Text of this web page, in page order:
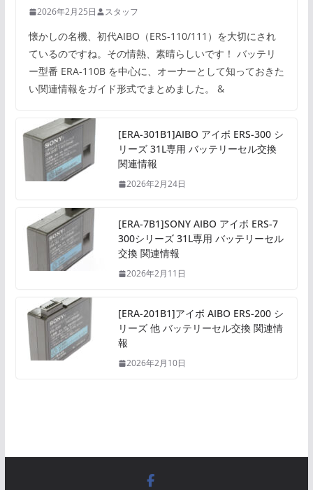
2026年2月25日 スタッフ
懐かしの名機、初代AIBO（ERS-110/111）を大切にされ
ているのですね。その情熱、素晴らしいです！ バッテリ
ー型番 ERA-110B を中心に、オーナーとして知っておきた
い関連情報をガイド形式でまとめました。 &
[ERA-301B1]AIBO アイボ ERS-300 シ
リーズ 31L専用 バッテリーセル交換
関連情報
2026年2月24日
[ERA-7B1]SONY AIBO アイボ ERS-7
300シリーズ 31L専用 バッテリーセル
交換 関連情報
2026年2月11日
[ERA-201B1]アイボ AIBO ERS-200 シ
リーズ 他 バッテリーセル交換 関連情
報
2026年2月10日